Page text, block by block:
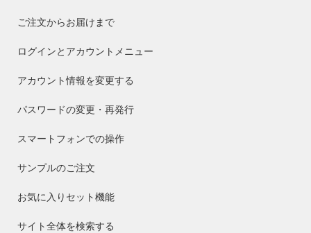
ご注文からお届けまで
ログインとアカウントメニュー
アカウント情報を変更する
パスワードの変更・再発行
スマートフォンでの操作
サンプルのご注文
お気に入りセット機能
サイト全体を検索する